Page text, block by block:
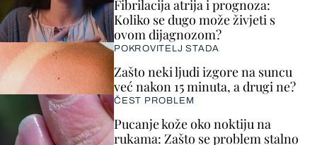
Fibrilacija atrija i prognoza:
Koliko se dugo može živjeti s
ovom dijagnozom?
POKROVITELJ STADA
Zašto neki ljudi izgore na suncu
već nakon 15 minuta, a drugi ne?
ČEST PROBLEM
Pucanje kože oko noktiju na
rukama: Zašto se problem stalno